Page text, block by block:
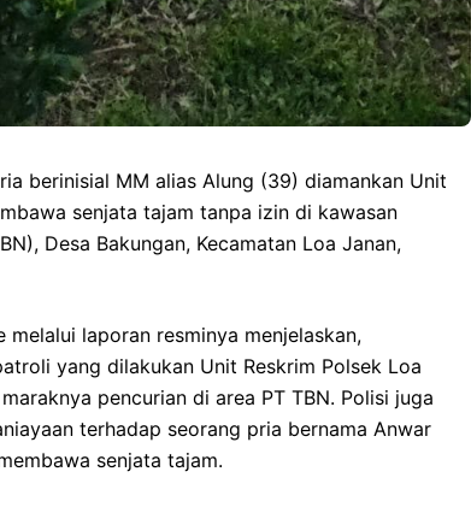
berinisial MM alias Alung (39) diamankan Unit
senjata tajam tanpa izin di kawasan
Desa Bakungan, Kecamatan Loa Janan,
melalui laporan resminya menjelaskan,
yang dilakukan Unit Reskrim Polsek Loa
pencurian di area PT TBN. Polisi juga
terhadap seorang pria bernama Anwar
senjata tajam.